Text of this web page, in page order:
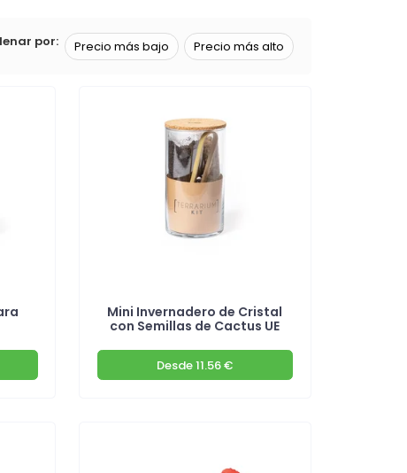
por: Precio más bajo Precio más alto
Mini Invernadero de Cristal
con Semillas de Cactus UE
Desde11.56 €